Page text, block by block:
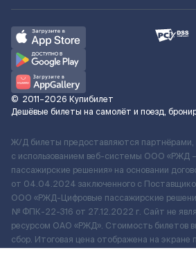
© 2011–2026 Купибилет
Дешёвые билеты на самолёт и поезд,
Ж/Д билеты предоставляются партнёрами,
с использованием веб-системы ООО «РЖД
пассажирские решения» на основании
от 04.04.2024 заключенного с
ООО «РЖД-Цифровые пассажирские
№ ФПК-22-316 от 27.12.2022 г. Сайт не
ресурсом ОАО «РЖД». Стоимость билетов
сбор. Итоговая цена отображена на экране